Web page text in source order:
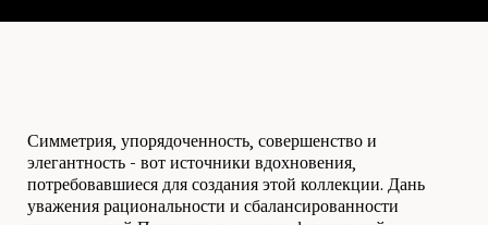
Симметрия, упорядоченность, совершенство и
элегантность - вот источники вдохновения,
потребовавшиеся для создания этой коллекции. Дань
уважения рациональности и сбалансированности